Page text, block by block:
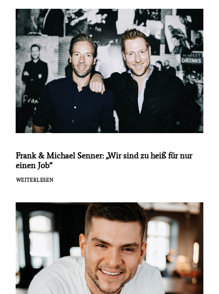
Frank & Michael Senner: „Wir sind zu heiß für nur
einen Job“
WEITERLESEN